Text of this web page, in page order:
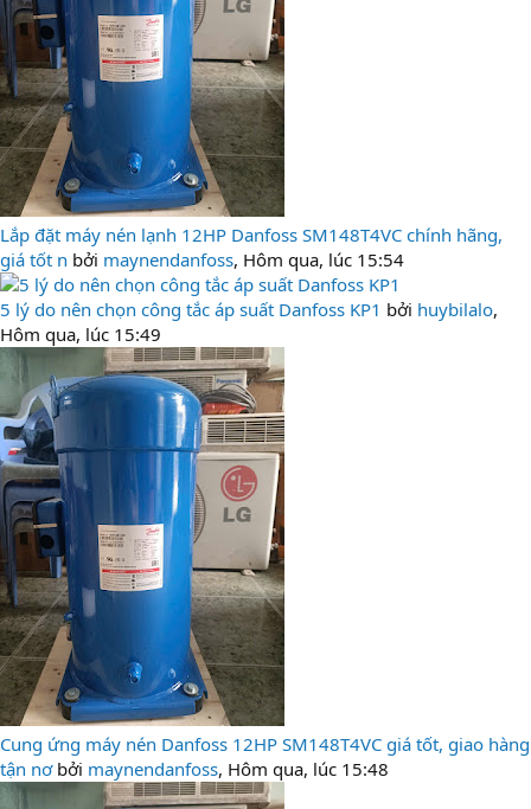
Lắp đặt máy nén lạnh 12HP Danfoss SM148T4VC chính hãng,
giá tốt n bởi maynendanfoss, Hôm qua, lúc 15:54
5 lý do nên chọn công tắc áp suất Danfoss KP1 bởi huybilalo,
Hôm qua, lúc 15:49
Cung ứng máy nén Danfoss 12HP SM148T4VC giá tốt, giao hàng
tận nơ bởi maynendanfoss, Hôm qua, lúc 15:48